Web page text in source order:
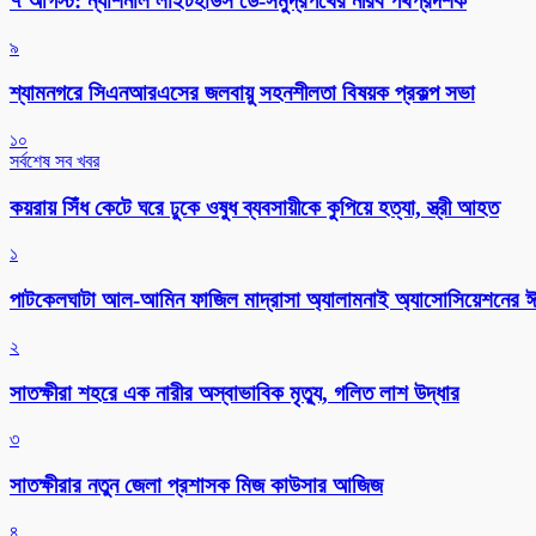
৯
শ্যামনগরে সিএনআরএসের জলবায়ু সহনশীলতা বিষয়ক প্রকল্প সভা
১০
সর্বশেষ সব খবর
কয়রায় সিঁধ কেটে ঘরে ঢুকে ওষুধ ব্যবসায়ীকে কুপিয়ে হত্যা, স্ত্রী আহত
১
পাটকেলঘাটা আল-আমিন ফাজিল মাদ্রাসা অ্যালামনাই অ্যাসোসিয়েশনের
২
সাতক্ষীরা শহরে এক নারীর অস্বাভাবিক মৃত্যু, গলিত লাশ উদ্ধার
৩
সাতক্ষীরার নতুন জেলা প্রশাসক মিজ কাউসার আজিজ
৪